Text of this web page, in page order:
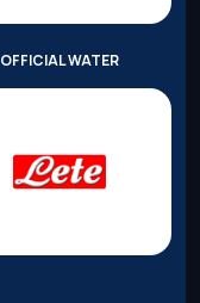
OFFICIAL WATER